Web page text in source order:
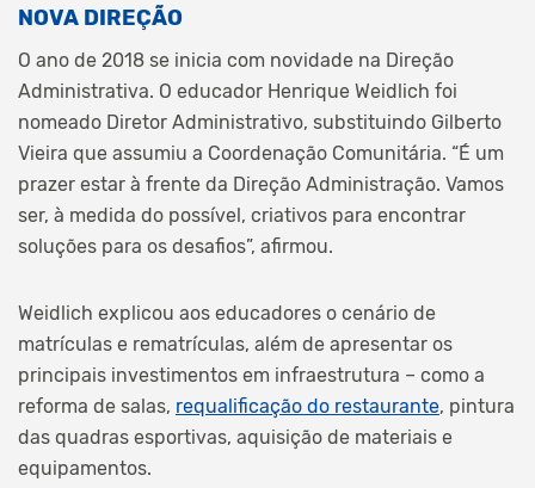
NOVA DIREÇÃO
O ano de 2018 se inicia com novidade na Direção
Administrativa. O educador Henrique Weidlich foi
nomeado Diretor Administrativo, substituindo Gilberto
Vieira que assumiu a Coordenação Comunitária. “É um
prazer estar à frente da Direção Administração. Vamos
ser, à medida do possível, criativos para encontrar
soluções para os desafios”, afirmou.
Weidlich explicou aos educadores o cenário de
matrículas e rematrículas, além de apresentar os
principais investimentos em infraestrutura – como a
reforma de salas, requalificação do restaurante, pintura
das quadras esportivas, aquisição de materiais e
equipamentos.